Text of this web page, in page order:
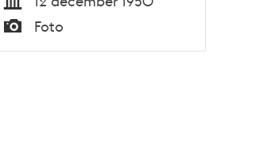
Tid Foto